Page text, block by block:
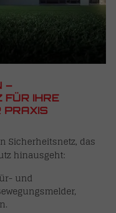
–
FÜR IHRE
PRAXIS
Sicherheitsnetz, das
hinausgeht:
und